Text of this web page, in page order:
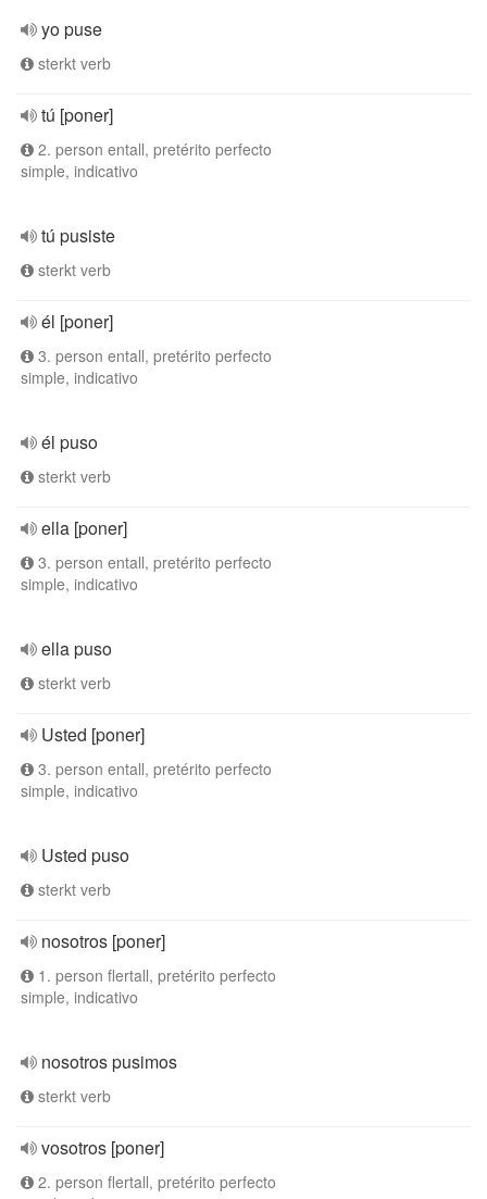
yo puse
sterkt verb
tú [poner]
2. person entall, pretérito perfecto
simple, indicativo
tú pusiste
sterkt verb
él [poner]
3. person entall, pretérito perfecto
simple, indicativo
él puso
sterkt verb
ella [poner]
3. person entall, pretérito perfecto
simple, indicativo
ella puso
sterkt verb
Usted [poner]
3. person entall, pretérito perfecto
simple, indicativo
Usted puso
sterkt verb
nosotros [poner]
1. person flertall, pretérito perfecto
simple, indicativo
nosotros pusimos
sterkt verb
vosotros [poner]
2. person flertall, pretérito perfecto